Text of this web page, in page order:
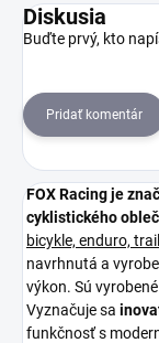
Diskusia
Buďte prvý, kto
Pridať komentár
FOX Racing je
cyklistického
bicykle, enduro,
navrhnutá a
výkon. Sú vyrobené
Vyznačuje sa
funkčnosť s